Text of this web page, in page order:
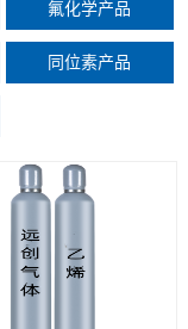
氟化学产品
同位素产品